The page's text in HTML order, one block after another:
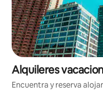
Alquileres
Encuentra y reserva